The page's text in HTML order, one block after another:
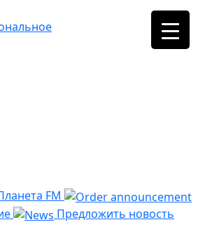
FM
Предложить новость